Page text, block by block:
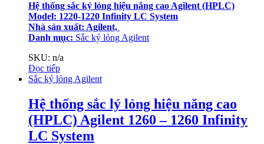
Hệ thống sắc ký lỏng hiệu năng cao Agilent (HPLC)
Model: 1220-1220 Infinity LC System
Nhà sản xuất: Agilent,
Danh mục: Sắc ký lỏng Agilent
SKU: n/a
Đọc tiếp
Sắc ký lỏng Agilent
Hệ thống sắc lý lỏng hiệu năng cao
(HPLC) Agilent 1260 – 1260 Infinity
LC System